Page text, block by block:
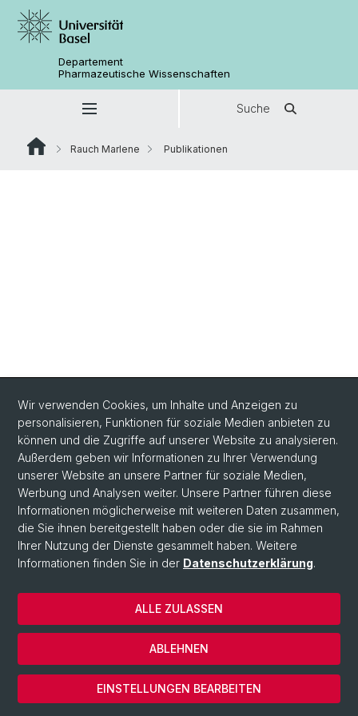
Departement
Pharmazeutische Wissenschaften
Suche
Rauch Marlene Publikationen
Wir verwenden Cookies, um Inhalte und Anzeigen zu
personalisieren, Funktionen für soziale Medien anbieten zu
können und die Zugriffe auf unserer Website zu analysieren.
Außerdem geben wir Informationen zu Ihrer Verwendung
unserer Website an unsere Partner für soziale Medien,
Werbung und Analysen weiter. Unsere Partner führen diese
Informationen möglicherweise mit weiteren Daten zusammen,
die Sie ihnen bereitgestellt haben oder die sie im Rahmen
Ihrer Nutzung der Dienste gesammelt haben. Weitere
Informationen finden Sie in der Datenschutzerklärung.
EINSTELLUNGEN BEARBEITEN
ABLEHNEN
ALLE ZULASSEN